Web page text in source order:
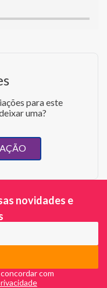
para este
uma?
novidades e
com